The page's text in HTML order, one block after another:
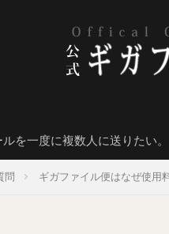
を一度に複数人に送りたい。
問 ギガファイル便はなぜ使用